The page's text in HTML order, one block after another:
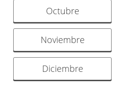
Octubre
Noviembre
Diciembre